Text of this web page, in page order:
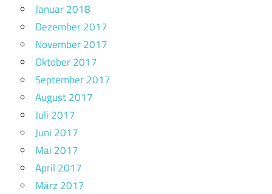
Januar 2018
Dezember 2017
November 2017
Oktober 2017
September 2017
August 2017
Juli 2017
Juni 2017
Mai 2017
April 2017
März 2017